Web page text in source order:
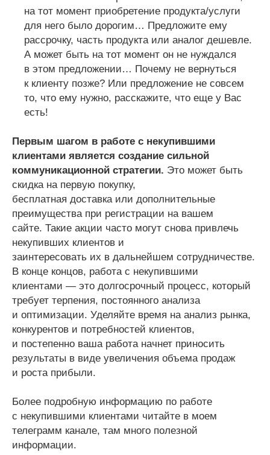
на тот момент приобретение продукта/услуги
для него было дорогим… Предложите ему
рассрочку, часть продукта или аналог дешевле.
А может быть на тот момент он не нуждался
в этом предложении… Почему не вернуться
к клиенту позже? Или предложение не совсем
то, что ему нужно, расскажите, что еще у Вас
есть!
Первым шагом в работе с некупившими
клиентами является создание сильной
коммуникационной стратегии. Это может быть
скидка на первую покупку,
бесплатная доставка или дополнительные
преимущества при регистрации на вашем
сайте. Такие акции часто могут снова привлечь
некупивших клиентов и
заинтересовать их в дальнейшем сотрудничестве.
В конце концов, работа с некупившими
клиентами — это долгосрочный процесс, который
требует терпения, постоянного анализа
и оптимизации. Уделяйте время на анализ рынка,
конкурентов и потребностей клиентов,
и постепенно ваша работа начнет приносить
результаты в виде увеличения объема продаж
и роста прибыли.
Более подробную информацию по работе
с некупившими клиентами читайте в моем
телеграмм канале, там много полезной
информации.